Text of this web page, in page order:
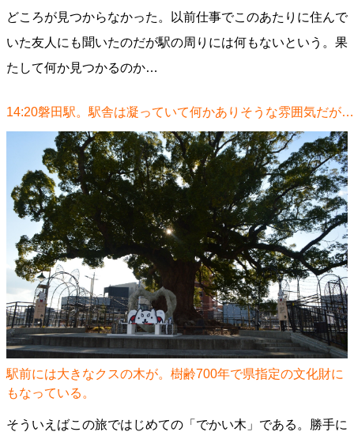
どころが見つからなかった。以前仕事でこのあたりに住んで
いた友人にも聞いたのだが駅の周りには何もないという。果
たして何か見つかるのか…
14:20磐田駅。駅舎は凝っていて何かありそうな雰囲気だが…​​​
駅前には大きなクスの木が。樹齢700年で県指定の文化財に
もなっている。
そういえばこの旅ではじめての「でかい木」である。勝手に